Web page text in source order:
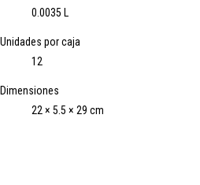
0.0035 L
Unidades por caja
12
Dimensiones
22 × 5.5 × 29 cm